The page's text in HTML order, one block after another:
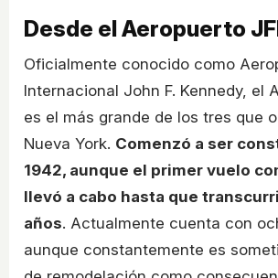
Desde el Aeropuerto
Oficialmente conocido como
Internacional John F. Kennedy, el
es el más grande de los tres que
Nueva York. Comenzó a ser
1942, aunque el primer vuelo
llevó a cabo hasta que
años. Actualmente cuenta con
aunque constantemente es